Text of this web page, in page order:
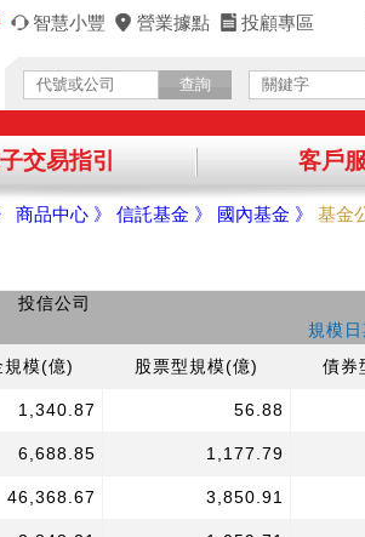
智慧小豐 營業據點 投顧專區
查詢
交易指引 客戶
商品中心 》 信託基金 》 國內基金 》 基金
「取消」，謝謝！